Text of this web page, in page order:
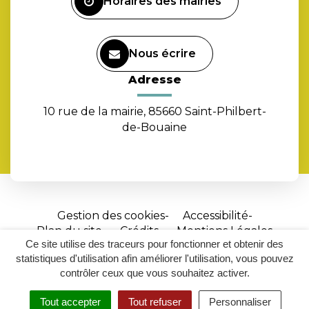
Ce site utilise des traceurs pour fonctionner et obtenir des
statistiques d'utilisation afin améliorer l'utilisation, vous pouvez
contrôler ceux que vous souhaitez activer.
Tout accepter Tout refuser Personnaliser
Nous écrire
Adresse
10 rue de la mairie, 85660 Saint-Philbert-
de-Bouaine
Gestion des cookies
Accessibilité
Plan du site
Crédits
Mentions Légales
Site
réalisé
par
Inovagora